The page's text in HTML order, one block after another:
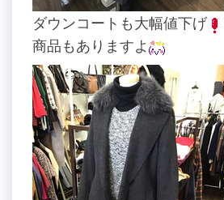
ダウンコートも大幅値下げ
商品もありますよ